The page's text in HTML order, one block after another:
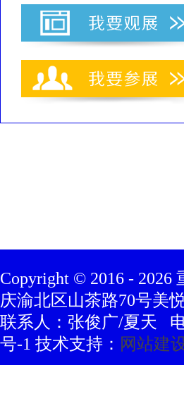
Copyright © 2016 - 2026
庆渝北区山茶路70号美
联系人：张俊广/夏天 电
号-1 技术支持： 网站建